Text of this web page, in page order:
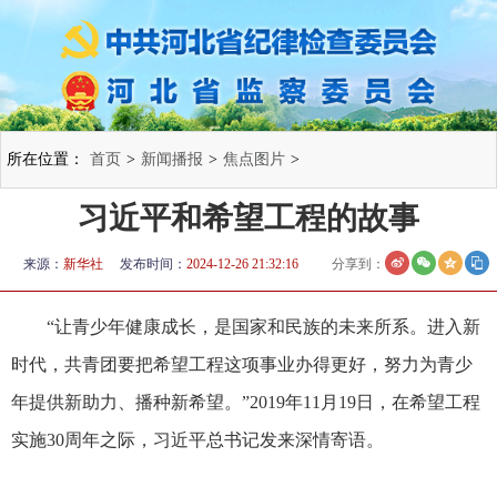
所在位置： 首页 > 新闻播报 > 焦点图片 >
习近平和希望工程的故事
来源： 新华社 发布时间： 2024-12-26 21:32:16 分享到：
“让青少年健康成长，是国家和民族的未来所系。进入新
时代，共青团要把希望工程这项事业办得更好，努力为青少
年提供新助力、播种新希望。”2019年11月19日，在希望工程
实施30周年之际，习近平总书记发来深情寄语。